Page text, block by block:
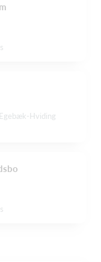
Hviding